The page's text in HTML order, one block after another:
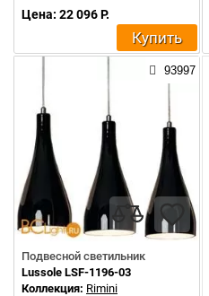
Цена: 22 096 Р.
Купить
93997
Подвесной светильник
Lussole LSF-1196-03
Коллекция: Rimini